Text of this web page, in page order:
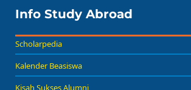
Info Study Abroad
Scholarpedia
Kalender Beasiswa
Kisah Sukses Alumni